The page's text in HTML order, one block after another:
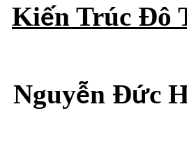
Kiến Trúc Đô
Nguyễn Đức